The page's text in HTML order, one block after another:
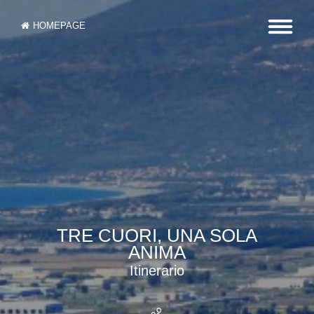
HOMEPAGE
TRE CUORI, UNA SOLA
ANIMA
Itinerario